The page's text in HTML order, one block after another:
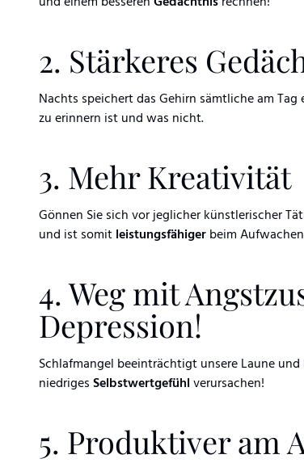
2. Stärkeres
Nachts speichert das Gehirn sämtliche am
zu erinnern ist und was nicht.
3. Mehr Kreativität
Gönnen Sie sich vor jeglicher künstlerischer
und ist somitleistungsfähigerbeim
4. Weg mit
Depression!
Schlafmangel beeinträchtigt unsere Laune
niedrigesSelbstwertgefühlverursachen!
5. Produktiver am